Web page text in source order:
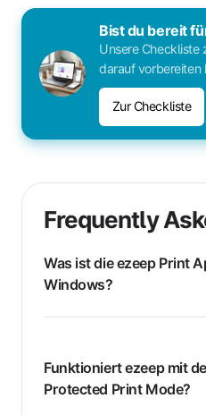
Bist du bereit
Unsere Checkliste
darauf vorbereiten
Zur Checkliste
Frequently
Was ist die ezeep Print
Windows?
Funktioniert ezeep mit
Protected Print Mode?